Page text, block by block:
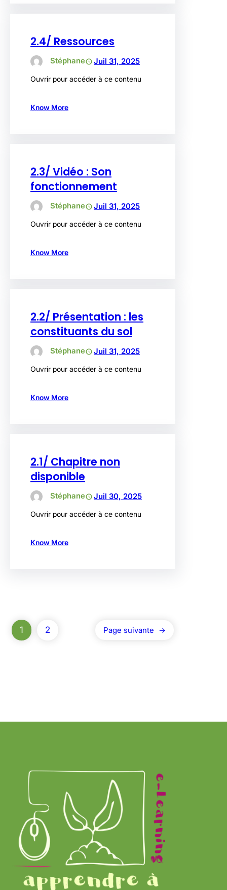
2.4/ Ressources
Stéphane Juil 31, 2025
Ouvrir pour accéder à ce contenu
Know More
2.3/ Vidéo : Son
fonctionnement
Stéphane Juil 31, 2025
Ouvrir pour accéder à ce contenu
Know More
2.2/ Présentation : les
constituants du sol
Stéphane Juil 31, 2025
Ouvrir pour accéder à ce contenu
Know More
2.1/ Chapitre non
disponible
Stéphane Juil 30, 2025
Ouvrir pour accéder à ce contenu
Know More
1 2 Page suivante →